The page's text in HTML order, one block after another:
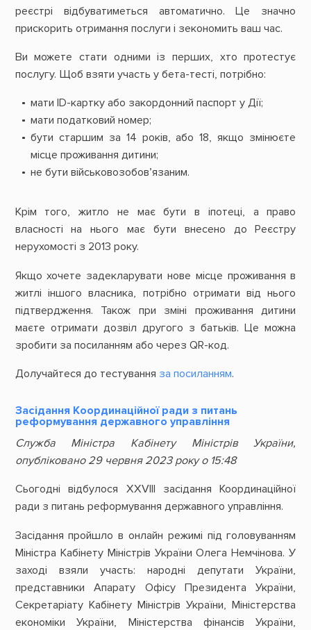
реєстрі відбуватиметься автоматично. Це значно
прискорить отримання послуги і зекономить ваш час.
Ви можете стати одними із перших, хто протестує
послугу. Щоб взяти участь у бета-тесті, потрібно:
мати ID-картку або закордонний паспорт у Дії;
мати податковий номер;
бути старшим за 14 років, або 18, якщо змінюєте
місце проживання дитини;
не бути військовозобов’язаним.
Крім того, житло не має бути в іпотеці, а право
власності на нього має бути внесено до Реєстру
нерухомості з 2013 року.
Якщо хочете задекларувати нове місце проживання в
житлі іншого власника, потрібно отримати від нього
підтвердження. Також при зміні проживання дитини
маєте отримати дозвіл другого з батьків. Це можна
зробити за посиланням або через QR-код.
Долучайтеся до тестування за посиланням.
Засідання Координаційної ради з питань
реформування державного управління
Служба Міністра Кабінету Міністрів України,
опубліковано 29 червня 2023 року о 15:48
Сьогодні відбулося XXVIІІ засідання Координаційної
ради з питань реформування державного управління.
Засідання пройшло в онлайн режимі під головуванням
Міністра Кабінету Міністрів України Олега Немчінова. У
заході взяли участь: народні депутати України,
представники Апарату Офісу Президента України,
Секретаріату Кабінету Міністрів України, Міністерства
економіки України, Міністерства фінансів України,